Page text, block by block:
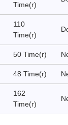
Time(r)
110
Time(r)
50 Time(r)
48 Time(r)
162
Time(r)